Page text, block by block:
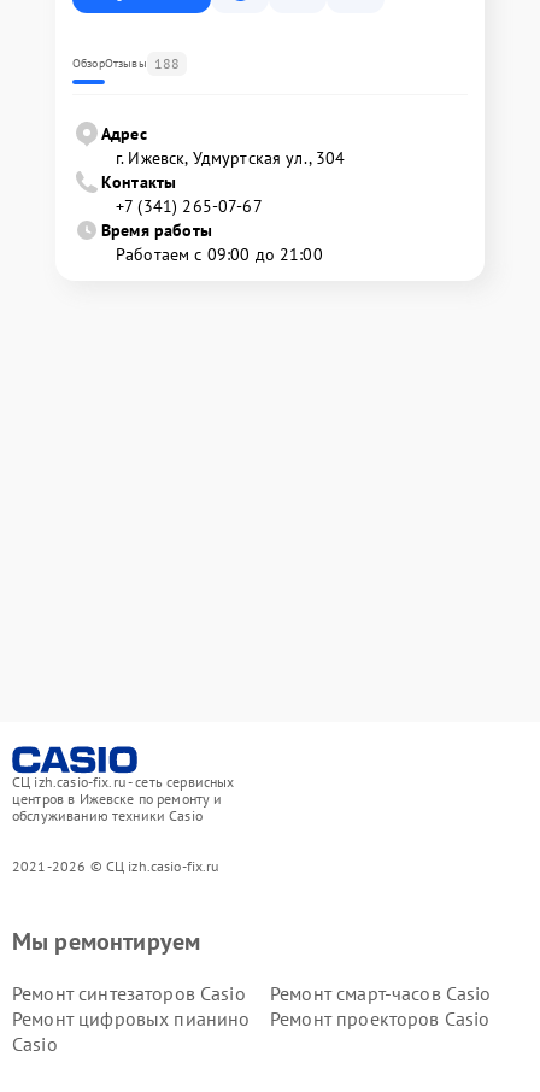
ОбзорОтзывы 188
Адрес
г. Ижевск, Удмуртская ул., 304
Контакты
+7 (341) 265-07-67
Время работы
Работаем с 09:00 до 21:00
СЦ izh.casio-fix.ru - сеть сервисных
центров в Ижевске по ремонту и
обслуживанию техники Casio
2021-2026 © СЦ izh.casio-fix.ru
Мы ремонтируем
Ремонт синтезаторов Casio
Ремонт смарт-часов Casio
Ремонт цифровых пианино
Casio
Ремонт проекторов Casio